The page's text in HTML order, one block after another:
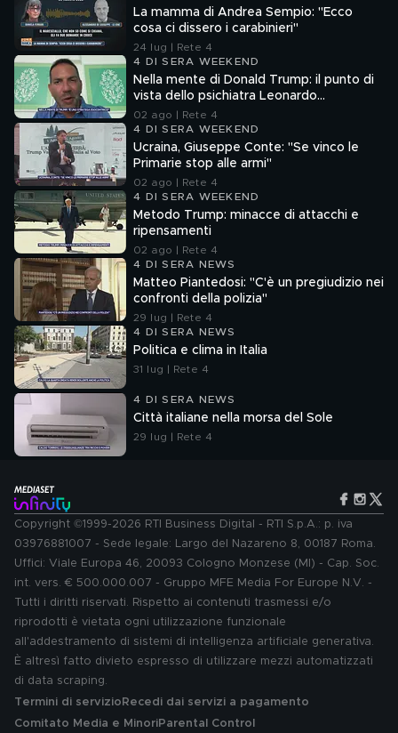
La mamma di Andrea Sempio: "Ecco
cosa ci dissero i carabinieri"
24 lug | Rete 4
4 DI SERA WEEKEND
Nella mente di Donald Trump: il punto di
vista dello psichiatra Leonardo
Mendolicchio
02 ago | Rete 4
4 DI SERA WEEKEND
Ucraina, Giuseppe Conte: "Se vinco le
Primarie stop alle armi"
02 ago | Rete 4
4 DI SERA WEEKEND
Metodo Trump: minacce di attacchi e
ripensamenti
02 ago | Rete 4
4 DI SERA NEWS
Matteo Piantedosi: "C'è un pregiudizio nei
confronti della polizia"
29 lug | Rete 4
4 DI SERA NEWS
Politica e clima in Italia
31 lug | Rete 4
4 DI SERA NEWS
Città italiane nella morsa del Sole
29 lug | Rete 4
Copyright ©1999-2026 RTI Business Digital - RTI S.p.A.: p. iva
03976881007 - Sede legale: Largo del Nazareno 8, 00187 Roma.
Uffici: Viale Europa 46, 20093 Cologno Monzese (MI) - Cap. Soc.
int. vers. € 500.000.007 - Gruppo MFE Media For Europe N.V. -
Tutti i diritti riservati. Rispetto ai contenuti trasmessi e/o
riprodotti è vietata ogni utilizzazione funzionale
all'addestramento di sistemi di intelligenza artificiale generativa.
È altresì fatto divieto espresso di utilizzare mezzi automatizzati
di data scraping.
Termini di servizio Recedi dai servizi a pagamento
Comitato Media e MinoriParental Control